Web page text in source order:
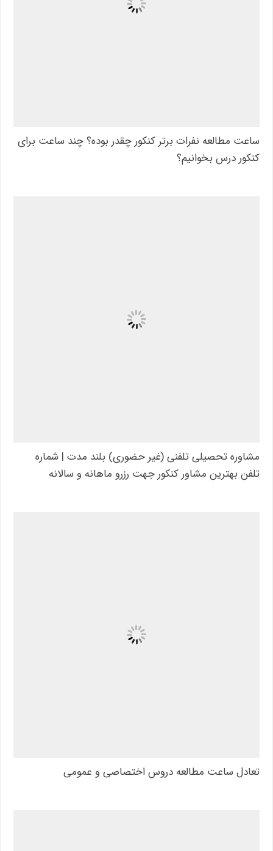
ساعت مطالعه نفرات برتر کنکور چقدر بوده؟ چند ساعت برای
کنکور درس بخوانیم؟
مشاوره تحصیلی تلفنی (غیر حضوری) بلند مدت | شماره
تلفن بهترین مشاور کنکور جهت رزرو ماهانه و سالانه
تعادل ساعت مطالعه دروس اختصاصی و عمومی